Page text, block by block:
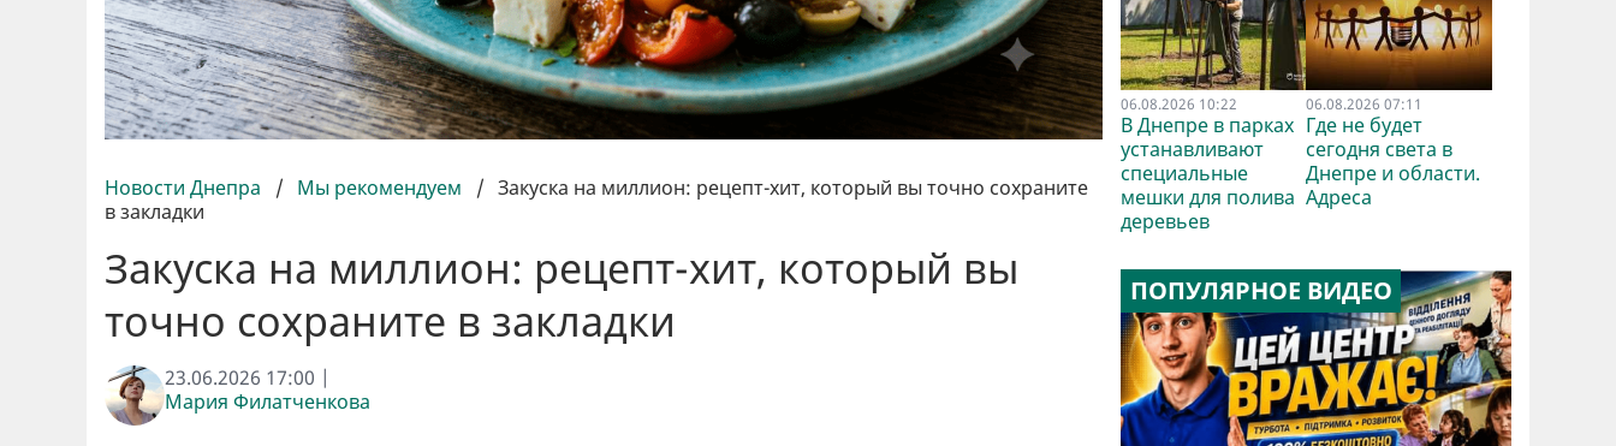
Новости Днепра / Мы рекомендуем / Закуска на миллион: рецепт-хит, который вы точно сохраните
в закладки
Закуска на миллион: рецепт-хит, который вы
точно сохраните в закладки
23.06.2026 17:00 |
Мария Филатченкова
06.08.2026 10:22
В Днепре в парках
устанавливают
специальные
мешки для полива
деревьев
06.08.2026 07:11
Где не будет
сегодня света в
Днепре и области.
Адреса
ПОПУЛЯРНОЕ ВИДЕО